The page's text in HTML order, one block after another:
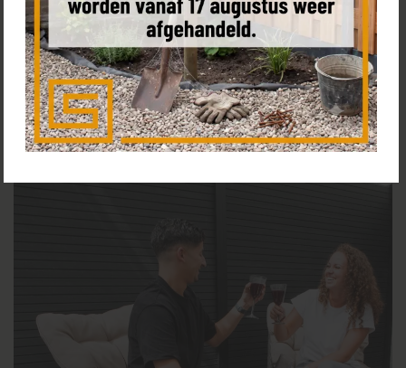
situatie de juiste schutting. Behalve dat wij iedere dag
schuttingen plaatsen door het hele land, werken wij achter de
schermen er ook hard om de website voor jou zo optimaal
mogelijk te maken. Het kan dus zijn dat je bepaalde
toepassingen niet kunt vinden, maar aarzel dan niet om
contact met ons op te nemen.